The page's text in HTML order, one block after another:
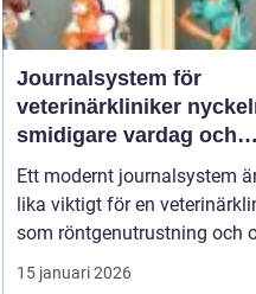
Journalsystem för
veterinärkliniker nyckeln till
smidigare vardag och
säkrare vård
Ett modernt journalsystem
lika viktigt för en
som röntgenutrustning och
15 januari 2026